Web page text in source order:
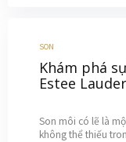
SON
Khám phá
Estee
Son môi có lẽ là
không thể thiếu